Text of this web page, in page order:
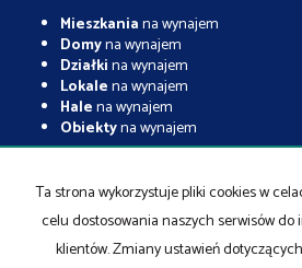
Mieszkaniana wynajem
Domyna wynajem
Działkina wynajem
Lokalena wynajem
Halena wynajem
Obiektyna wynajem
Domyna sprzedaż
na sprzedaż
Lokalena sprzedaż
Halena sprzedaż
Ta strona wykorzystuje pliki cookies w
celu dostosowania naszych serwisów
klientów. Zmiany ustawień